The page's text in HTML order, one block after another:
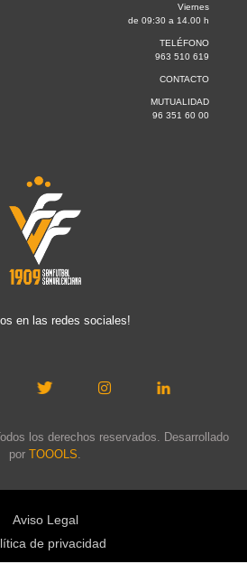
Viernes
de 09:30 a 14.00 h
TELÉFONO
963 510 619
CONTACTO
MUTUALIDAD
96 351 60 00
en las redes sociales!
los derechos reservados. Desarrollado
por TOOOLS
Aviso Legal
de privacidad